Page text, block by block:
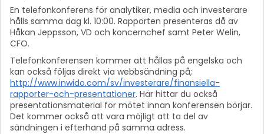
En telefonkonferens för analytiker, media och investerare
hålls samma dag kl. 10:00. Rapporten presenteras då av
Håkan Jeppsson, VD och koncernchef samt Peter Welin,
CFO.
Telefonkonferensen kommer att hållas på engelska och
kan också följas direkt via webbsändning på;
http://www.inwido.com/sv/investerare/finansiella-
rapporter-och-presentationer. Här hittar du också
presentationsmaterial för mötet innan konferensen börjar.
Det kommer också att vara möjligt att ta del av
sändningen i efterhand på samma adress.